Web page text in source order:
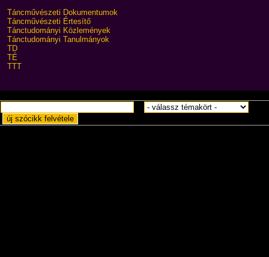
Táncművészeti Dokumentumok
Táncművészeti Értesítő
Tánctudományi Közlemények
Tánctudományi Tanulmányok
TD
TÉ
TTT